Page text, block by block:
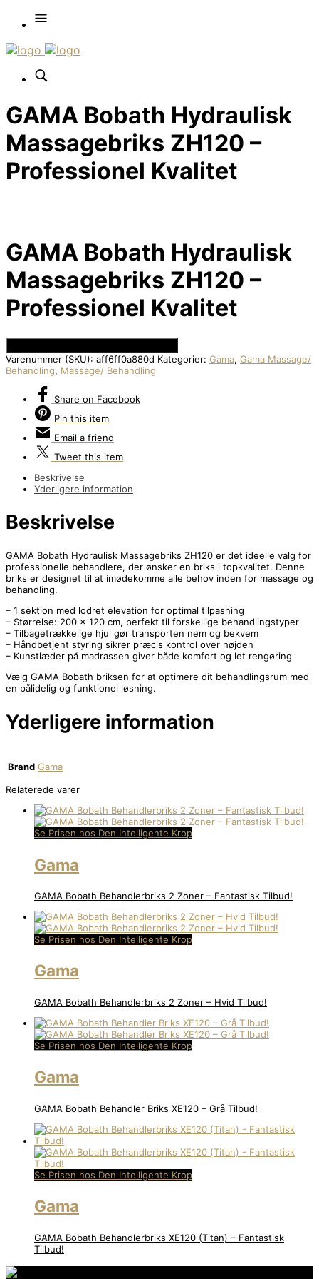
GAMA Bobath Hydraulisk
Massagebriks ZH120 –
Professionel Kvalitet
GAMA Bobath Hydraulisk
Massagebriks ZH120 –
Professionel Kvalitet
Varenummer (SKU): aff6ff0a880d Kategorier: Gama, Gama Massage/
Behandling, Massage/ Behandling
Share on Facebook
Pin this item
Email a friend
Tweet this item
Beskrivelse
Yderligere information
Beskrivelse
GAMA Bobath Hydraulisk Massagebriks ZH120 er det ideelle valg for
professionelle behandlere, der ønsker en briks i topkvalitet. Denne
briks er designet til at imødekomme alle behov inden for massage og
behandling.
– 1 sektion med lodret elevation for optimal tilpasning
– Størrelse: 200 x 120 cm, perfekt til forskellige behandlingstyper
– Tilbagetrækkelige hjul gør transporten nem og bekvem
– Håndbetjent styring sikrer præcis kontrol over højden
– Kunstlæder på madrassen giver både komfort og let rengøring
Vælg GAMA Bobath briksen for at optimere dit behandlingsrum med
en pålidelig og funktionel løsning.
Yderligere information
Brand Gama
Relaterede varer
Se Prisen hos Den Intelligente Krop
Gama
GAMA Bobath Behandlerbriks 2 Zoner – Fantastisk Tilbud!
Se Prisen hos Den Intelligente Krop
Gama
GAMA Bobath Behandlerbriks 2 Zoner – Hvid Tilbud!
Se Prisen hos Den Intelligente Krop
Gama
GAMA Bobath Behandler Briks XE120 – Grå Tilbud!
Se Prisen hos Den Intelligente Krop
Gama
GAMA Bobath Behandlerbriks XE120 (Titan) – Fantastisk
Tilbud!